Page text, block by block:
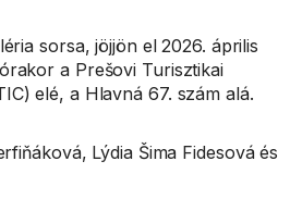
sorsa, jöjjön el 2026. április
a Prešovi Turisztikai
elé, a Hlavná 67. szám alá.
Lýdia Šima Fidesová és